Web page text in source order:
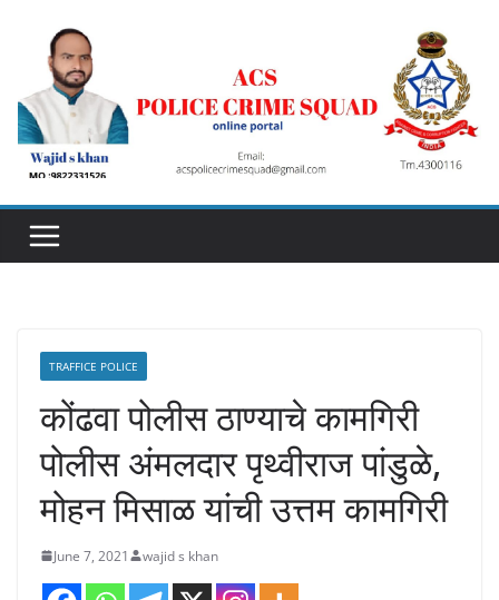
content
TRAFFICE POLICE
कोंढवा पोलीस ठाण्याचे कामगिरी
पोलीस अंमलदार पृथ्वीराज पांडुळे,
मोहन मिसाळ यांची उत्तम कामगिरी
June 7, 2021 wajid s khan